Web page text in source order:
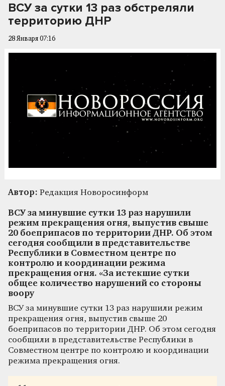
ВСУ за сутки 13 раз обстреляли
территорию ДНР
28 Января 07:16
Автор: Редакция Новоросинформ
ВСУ за минувшие сутки 13 раз нарушили
режим прекращения огня, выпустив свыше
20 боеприпасов по территории ДНР. Об этом
сегодня сообщили в представительстве
Республики в Совместном центре по
контролю и координации режима
прекращения огня. «За истекшие сутки
общее количество нарушений со стороны
воору
ВСУ за минувшие сутки 13 раз нарушили режим
прекращения огня, выпустив свыше 20
боеприпасов по территории ДНР. Об этом сегодня
сообщили в представительстве Республики в
Совместном центре по контролю и координации
режима прекращения огня.